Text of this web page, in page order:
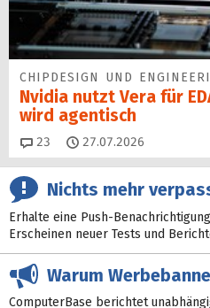
CHIPDESIGN UND
Nvidia nutzt Vera für
wird agentisch
23 Kommentare
27.07.2026
Nichts mehr
Erhalte eine Push-
Erscheinen neuer Tests und
Warum
ComputerBase berichtet